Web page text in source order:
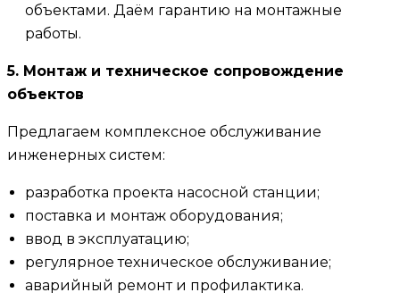
объектами. Даём гарантию на монтажные
работы.
5. Монтаж и техническое сопровождение
объектов
Предлагаем комплексное обслуживание
инженерных систем:
разработка проекта насосной станции;
поставка и монтаж оборудования;
ввод в эксплуатацию;
регулярное техническое обслуживание;
аварийный ремонт и профилактика.